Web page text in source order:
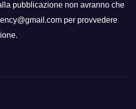
pubblicazione non avranno che
per provvedere